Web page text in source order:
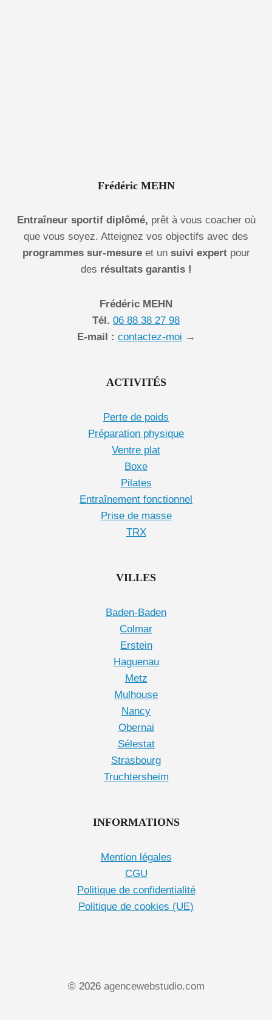
Frédéric MEHN
Entraîneur sportif diplômé, prêt à vous coacher où
que vous soyez. Atteignez vos objectifs avec des
programmes sur-mesureet un suivi expertpour
des résultats garantis !
Frédéric MEHN
Tél. 06 88 38 27 98
E-mail : contactez-moi →
ACTIVITÉS
Perte de poids
Préparation physique
Ventre plat
Boxe
Pilates
Entraînement fonctionnel
Prise de masse
TRX
VILLES
Baden-Baden
Colmar
Erstein
Haguenau
Metz
Mulhouse
Nancy
Obernai
Sélestat
Strasbourg
Truchtersheim
INFORMATIONS
Mention légales
CGU
Politique de confidentialité
Politique de cookies (UE)
© 2026 agencewebstudio.com